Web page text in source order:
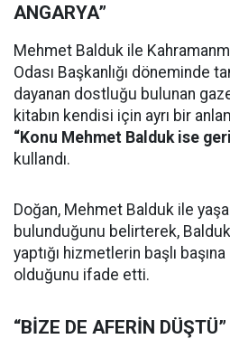
ANGARYA”
Mehmet Balduk ile
Odası Başkanlığı döneminde
dayanan dostluğu bulunan
kitabın kendisi için ayrı bir
“Konu Mehmet Balduk ise
kullandı.
Doğan, Mehmet Balduk ile
bulunduğunu belirterek,
yaptığı hizmetlerin başlı
olduğunu ifade etti.
“BİZE DE AFERİN DÜŞTÜ”